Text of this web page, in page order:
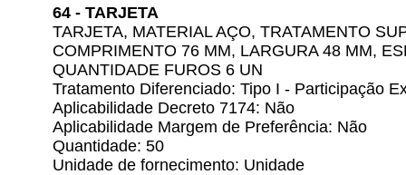
64 - TARJETA
TARJETA, MATERIAL AÇO, TRATAMENTO
COMPRIMENTO 76 MM, LARGURA 48 MM,
QUANTIDADE FUROS 6 UN
Tratamento Diferenciado: Tipo I - Participação
Aplicabilidade Decreto 7174: Não
Aplicabilidade Margem de Preferência: Não
Quantidade: 50
Unidade de fornecimento: Unidade